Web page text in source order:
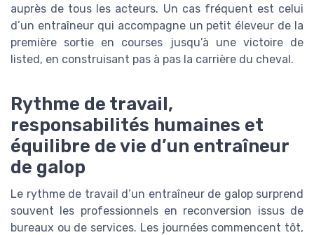
auprès de tous les acteurs. Un cas fréquent est celui
d’un entraîneur qui accompagne un petit éleveur de la
première sortie en courses jusqu’à une victoire de
listed, en construisant pas à pas la carrière du cheval.
Rythme de travail,
responsabilités humaines et
équilibre de vie d’un entraîneur
de galop
Le rythme de travail d’un entraîneur de galop surprend
souvent les professionnels en reconversion issus de
bureaux ou de services. Les journées commencent tôt,